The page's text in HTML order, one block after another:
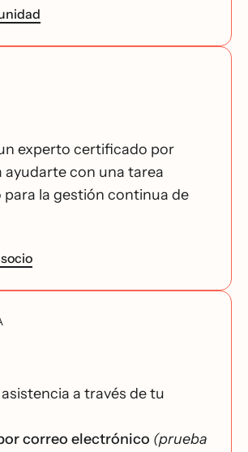
experto certificado por
ayudarte con una tarea
para la gestión continua de
a través de tu
correo electrónico (prueba